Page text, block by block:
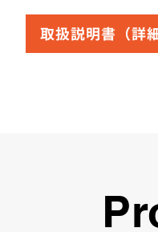
取扱説明書（詳